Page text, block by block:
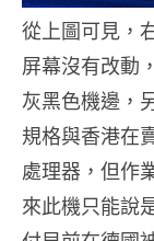
從上圖可見，
屏幕沒有改動
灰黑色機邊，
規格與香港在
處理器，但作
來此機只能說